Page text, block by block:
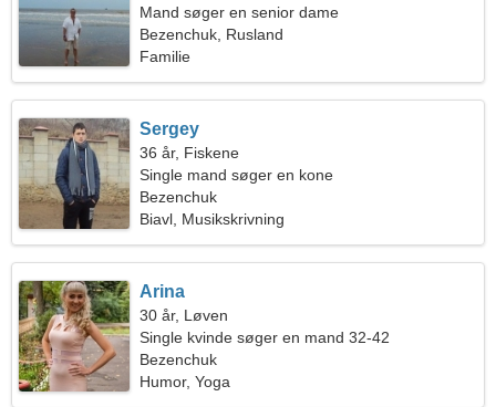
Mand søger en senior dame
Bezenchuk, Rusland
Familie
Sergey
36 år, Fiskene
Single mand søger en kone
Bezenchuk
Biavl, Musikskrivning
Arina
30 år, Løven
Single kvinde søger en mand 32-42
Bezenchuk
Humor, Yoga